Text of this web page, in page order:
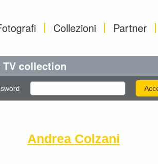
Collezioni Partner
TV collection
Andrea Colzani